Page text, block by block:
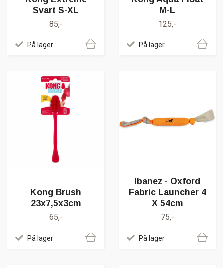
Svart S-XL
85,-
På lager
M-L
125,-
På lager
Kong Brush
23x7,5x3cm
65,-
På lager
Ibanez - Oxford
Fabric Launcher 4
X 54cm
75,-
På lager